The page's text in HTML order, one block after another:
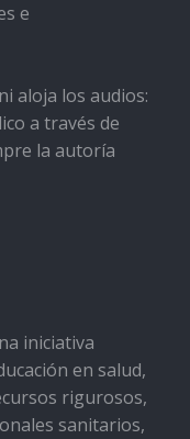
e
aloja los audios:
a través de
la autoría
iniciativa
en salud,
rigurosos,
sanitarios,